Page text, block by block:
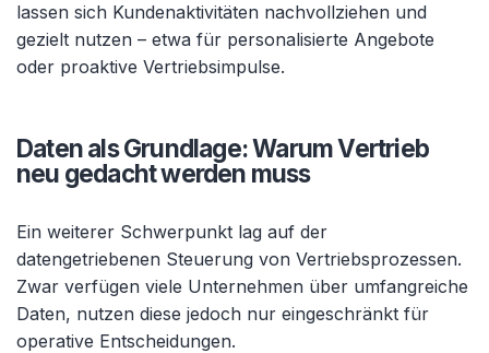
lassen sich Kundenaktivitäten nachvollziehen und
gezielt nutzen – etwa für personalisierte Angebote
oder proaktive Vertriebsimpulse.
Daten als Grundlage: Warum Vertrieb
neu gedacht werden muss
Ein weiterer Schwerpunkt lag auf der
datengetriebenen Steuerung von Vertriebsprozessen.
Zwar verfügen viele Unternehmen über umfangreiche
Daten, nutzen diese jedoch nur eingeschränkt für
operative Entscheidungen.